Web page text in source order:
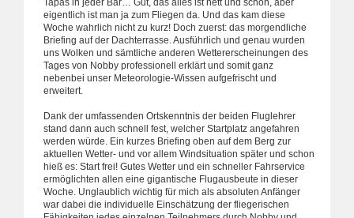
eigentlich ist man ja zum Fliegen da. Und das kam diese
Woche wahrlich nicht zu kurz! Doch zuerst: das morgendliche
Briefing auf der Dachterrasse. Ausführlich und genau wurden
uns Wolken und sämtliche anderen Wettererscheinungen des
Tages von Nobby professionell erklärt und somit ganz
nebenbei unser Meteorologie-Wissen aufgefrischt und
erweitert.
Dank der umfassenden Ortskenntnis der beiden Fluglehrer
stand dann auch schnell fest, welcher Startplatz angefahren
werden würde. Ein kurzes Briefing oben auf dem Berg zur
aktuellen Wetter- und vor allem Windsituation später und schon
hieß es: Start frei! Gutes Wetter und ein schneller Fahrservice
ermöglichten allen eine gigantische Flugausbeute in dieser
Woche. Unglaublich wichtig für mich als absoluten Anfänger
war dabei die individuelle Einschätzung der fliegerischen